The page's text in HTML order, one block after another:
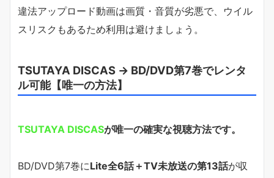
違法アップロード動画は画質・音質が劣悪で、ウイル
スリスクもあるため利用は避けましょう。
TSUTAYA DISCAS → BD/DVD第7巻でレンタ
ル可能【唯一の方法】
TSUTAYA DISCASが唯一の確実な視聴方法です。
BD/DVD第7巻にLite全6話＋TV未放送の第13話が収